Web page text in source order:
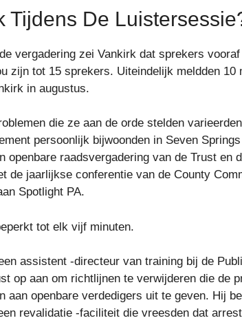
Tijdens De
vergadering zei Vankirk dat sprekers
zijn tot 15 sprekers. Uiteindelijk meldden 10
in augustus.
die ze aan de orde stelden
persoonlijk bijwoonden in Seven
openbare raadsvergadering van de Trust en
de jaarlijkse conferentie van de County
Spotlight PA.
tot elk vijf minuten.
assistent -directeur van training bij de
op aan om richtlijnen te verwijderen die de
aan openbare verdedigers uit te geven. Hij
revalidatie -faciliteit die vreesden dat